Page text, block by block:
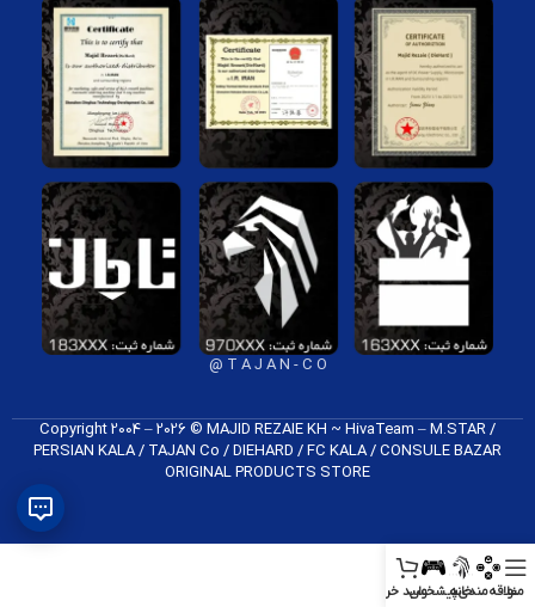
T A J A N - C O @
Copyright 2004 – 2026 © MAJID REZAIE KH ~ HivaTeam – M.STAR /
PERSIAN KALA / TAJAN Co / DIEHARD / FC K​ALA / CONSULE BAZAR
ORIGINAL PRODUCTS​ STORE
منوعلاقه‌مندیخانهپیشخوانسبد خرید